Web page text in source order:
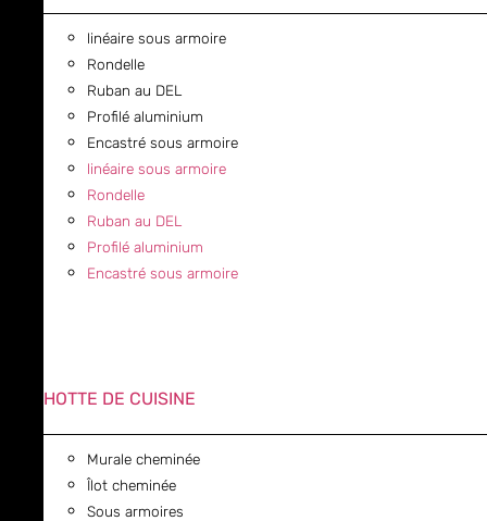
linéaire sous armoire
Rondelle
Ruban au DEL
Profilé aluminium
Encastré sous armoire
linéaire sous armoire
Rondelle
Ruban au DEL
Profilé aluminium
Encastré sous armoire
HOTTE DE CUISINE
Murale cheminée
Îlot cheminée
Sous armoires